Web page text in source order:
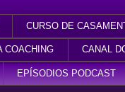
CURSO DE
COACHING CANAL
EPÍSODIOS PODCAST